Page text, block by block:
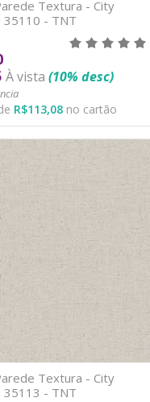
Textura - City
35110 - TNT
À vista (10% desc)
R$113,08no cartão
Textura - City
35113 - TNT